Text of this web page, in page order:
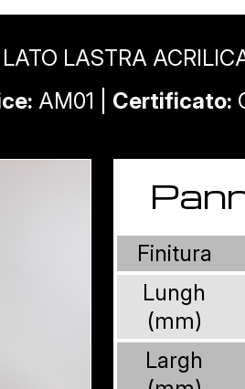
LASTRA
AM01 | Certificato:
Finitura
Lungh
(mm)
Largh